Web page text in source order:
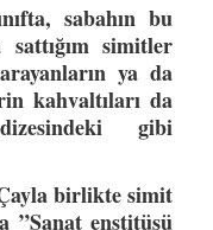
sabahın bu
simitler
ya da
kahvaltıları da
gibi
birlikte simit
”Sanat enstitüsü